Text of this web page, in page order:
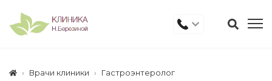
Врачи клиники Гастроэнтеролог